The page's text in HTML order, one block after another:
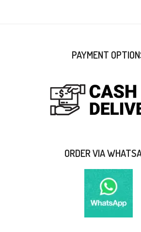
PAYMENT
ORDER VIA